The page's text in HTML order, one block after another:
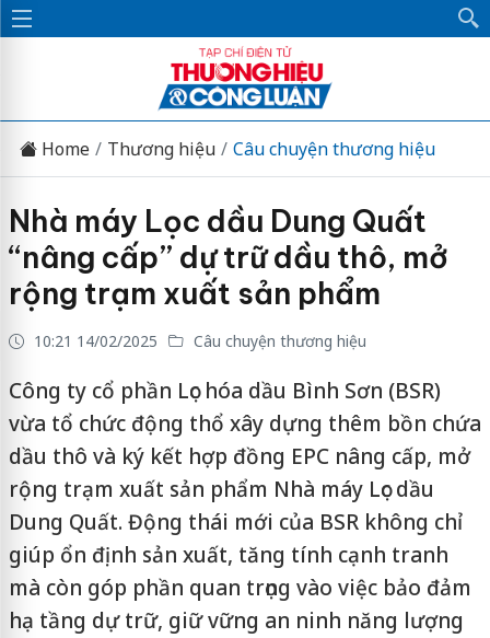
Home Thương hiệu Câu chuyện thương hiệu
Nhà máy Lọc dầu Dung Quất
“nâng cấp” dự trữ dầu thô, mở
rộng trạm xuất sản phẩm
10:21 14/02/2025 Câu chuyện thương hiệu
Công ty cổ phần Lọc hóa dầu Bình Sơn (BSR)
vừa tổ chức động thổ xây dựng thêm bồn chứa
dầu thô và ký kết hợp đồng EPC nâng cấp, mở
rộng trạm xuất sản phẩm Nhà máy Lọc dầu
Dung Quất. Động thái mới của BSR không chỉ
giúp ổn định sản xuất, tăng tính cạnh tranh
mà còn góp phần quan trọng vào việc bảo đảm
hạ tầng dự trữ, giữ vững an ninh năng lượng